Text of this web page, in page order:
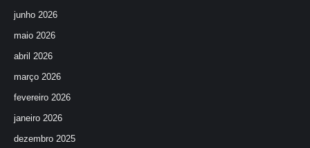
junho 2026
maio 2026
abril 2026
março 2026
fevereiro 2026
janeiro 2026
dezembro 2025